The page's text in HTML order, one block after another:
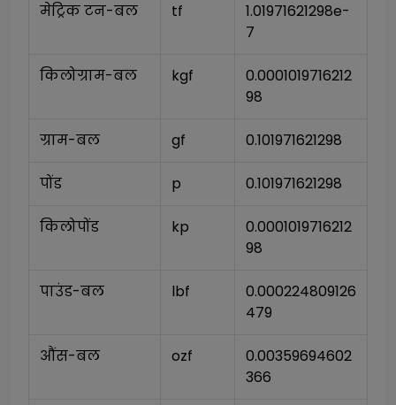
मेट्रिक टन-बल tf
1.01971621298e-
7
किलोग्राम-बल kgf
0.0001019716212
98
ग्राम-बल gf 0.101971621298
पोंड p 0.101971621298
किलोपोंड kp
0.0001019716212
98
पाउंड-बल lbf
0.000224809126
479
औंस-बल ozf
0.00359694602
366